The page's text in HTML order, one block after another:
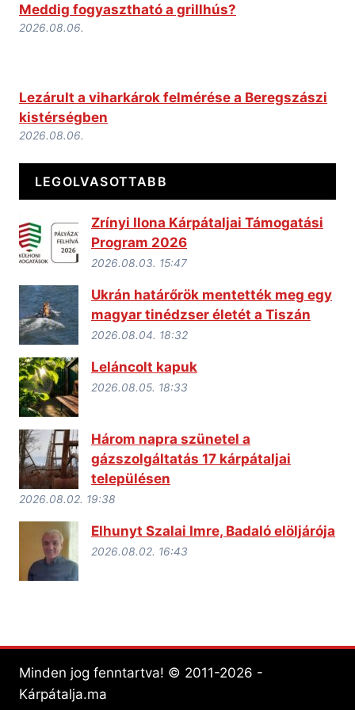
Meddig fogyasztható a grillhús?
2026.08.06.
Lezárult a viharkárok felmérése a Beregszászi
kistérségben
2026.08.06.
LEGOLVASOTTABB
Zrínyi Ilona Kárpátaljai Támogatási
Program 2026
2026.08.03. 15:47
Ukrán határőrök mentették meg egy
magyar tinédzser életét a Tiszán
2026.08.04. 18:32
Leláncolt kapuk
2026.08.05. 18:33
Három napra szünetel a
gázszolgáltatás 17 kárpátaljai
településen
2026.08.02. 19:38
Elhunyt Szalai Imre, Badaló elöljárója
2026.08.02. 16:43
Minden jog fenntartva! © 2011-2026 -
Kárpátalja.ma